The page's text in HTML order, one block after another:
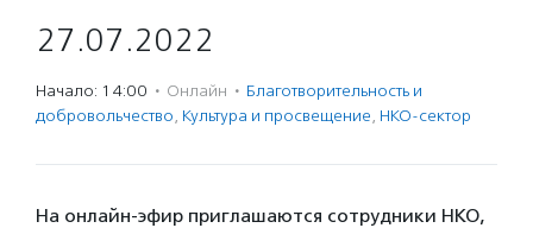
27.07.2022
Начало: 14:00 · Онлайн · Благотвори­тель­ность и
доброволь­чест­во, Культура и просвещение, НКО-сектор
На онлайн-эфир приглашаются сотрудники НКО,